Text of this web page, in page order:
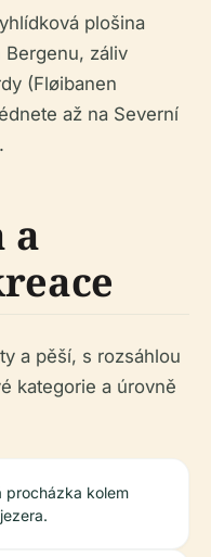
plošina
záliv
(Fløibanen
až na Severní
a
a pěší, s rozsáhlou
kategorie a úrovně
procházka kolem